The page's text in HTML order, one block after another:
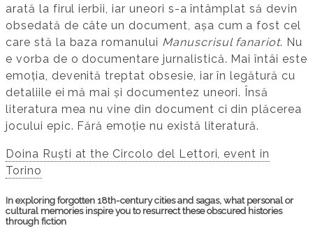
arată la firul ierbii, iar uneori s-a întâmplat să devin
obsedată de câte un document, așa cum a fost cel
care stă la baza romanului Manuscrisul fanariot. Nu
e vorba de o documentare jurnalistică. Mai întâi este
emoția, devenită treptat obsesie, iar în legătură cu
detaliile ei mă mai și documentez uneori. Însă
literatura mea nu vine din document ci din plăcerea
jocului epic. Fără emoție nu există literatură.
Doina Ruști at the Circolo del Lettori, event in
Torino
In exploring forgotten 18th-century cities and sagas, what personal or
cultural memories inspire you to resurrect these obscured histories
through fiction